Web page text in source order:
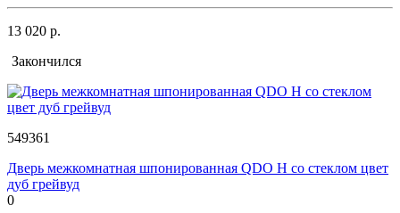
13 020 р.
Закончился
549361
Дверь межкомнатная шпонированная QDO H со стеклом цвет
дуб грейвуд
0